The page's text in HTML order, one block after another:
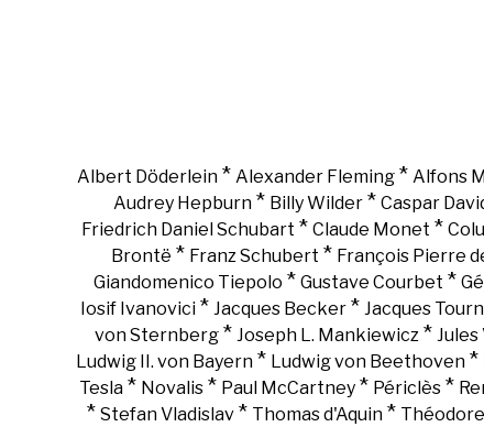
Albert Döderlein* Alexander Fleming* Alfons
Audrey Hepburn* Billy Wilder* Caspar
Friedrich Daniel Schubart * Claude Monet *
Brontë * Franz Schubert * François Pierre
Giandomenico Tiepolo * Gustave Courbet *
Iosif Ivanovici * Jacques Becker * Jacques
von Sternberg * Joseph L. Mankiewicz * Jules
Ludwig II. von Bayern * Ludwig von Beethoven *
Tesla * Novalis * Paul McCartney * Périclès *
* Stefan Vladislav * Thomas d'Aquin *